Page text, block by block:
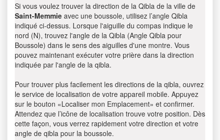
Si vous voulez trouver la direction de la Qibla de la ville de
Saint-Memmie avec une boussole, utilisez l’angle Qibla
indiqué ci-dessus. Lorsque l'aiguille du compas indique le
nord (N), trouvez l'angle de la Qibla (Angle Qibla pour
Boussole) dans le sens des aiguilles d'une montre. Vous
pouvez maintenant exécuter votre prière dans la direction
indiquée par l'angle de la qibla.
Pour trouver plus facilement les directions de la qibla, ouvrez
le service de localisation de votre appareil mobile. Appuyez
sur le bouton «Localiser mon Emplacement» et confirmer.
Attendez que l’icône de localisation trouve votre position. Dès
cette façon, vous verrez rapidement votre direction et votre
angle de qibla pour la boussole.